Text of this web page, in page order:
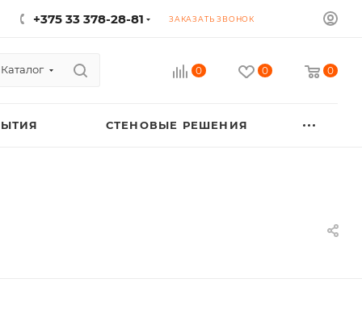
+375 33 378-28-81 ЗАКАЗАТЬ ЗВОНОК
Каталог 0 0 0
СТЕНОВЫЕ РЕШЕНИЯ